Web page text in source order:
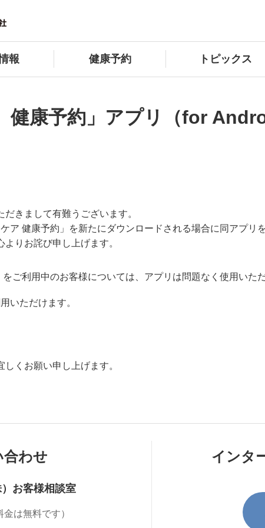
報 健康予約 トピックス
健康予約」アプリ（for
きまして有難うございます。
ア 健康予約」を新たにダウンロードされる場合に同アプリ
りお詫び申し上げます。
ご利用中のお客様については、アプリは問題なく使用いただ
いただけます。
くお願い申し上げます。
合わせ
お客様相談室
は無料です）
インタ